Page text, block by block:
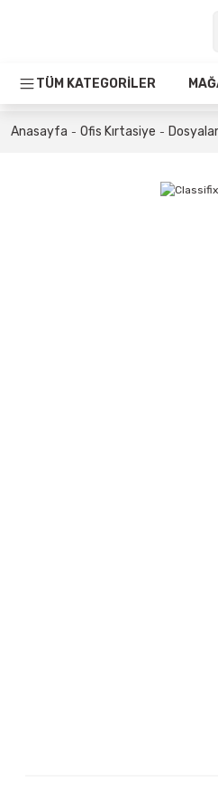
TÜM KATEGORİLER
Anasayfa Ofis Kırtasiye